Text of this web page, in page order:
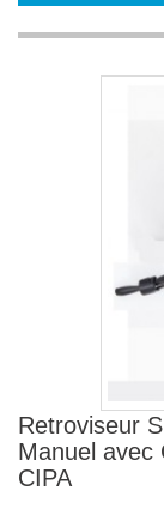
Retroviseur
Manuel avec
CIPA